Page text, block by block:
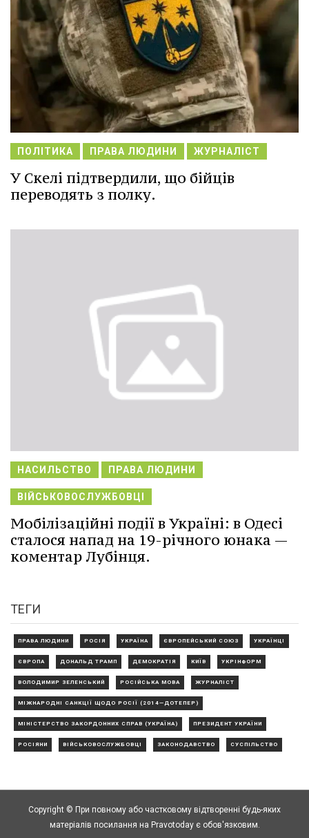
ПОЛІТИКА ПРАВА ЛЮДИНИ ЖУРНАЛІСТ
У Скелі підтвердили, що бійців
переводять з полку.
НАСИЛЬСТВО ПРАВА ЛЮДИНИ
ВІЙСЬКОВОСЛУЖБОВЦІ
Мобілізаційні події в Україні: в Одесі
сталося напад на 19-річного юнака —
коментар Лубінця.
ТЕГИ
ПРАВА ЛЮДИНИ РОСІЯ УКРАЇНА ЄВРОПЕЙСЬКИЙ СОЮЗ УКРАЇНЦІ
ЄВРОПА ДОНАЛЬД ТРАМП ДЕМОКРАТІЯ КИЇВ УКРІНФОРМ
ВОЛОДИМИР ЗЕЛЕНСЬКИЙ РОСІЙСЬКА МОВА ЖУРНАЛІСТ
МІЖНАРОДНІ САНКЦІЇ ЩОДО РОСІЇ (2014—ДОТЕПЕР)
МІНІСТЕРСТВО ЗАКОРДОННИХ СПРАВ (УКРАЇНА) ПРЕЗИДЕНТ УКРАЇНИ
РОСІЯНИ ВІЙСЬКОВОСЛУЖБОВЦІ ЗАКОНОДАВСТВО СУСПІЛЬСТВО
Copyright © При повному або частковому відтворенні будь-яких
матеріалів посилання на Pravotoday є обов'язковим.